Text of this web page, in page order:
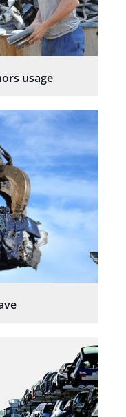
usage